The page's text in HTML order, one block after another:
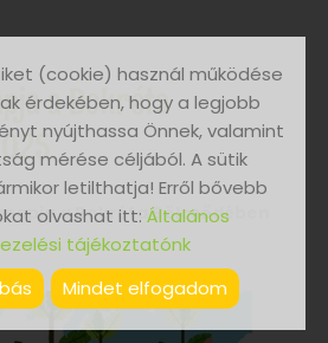
a Bokréta
a Bokréta Bölcsődében
Mindet elfogadom
(cookie) használ működése
érdekében, hogy a legjobb
nyújthassa Önnek, valamint
mérése céljából. A sütik
letilthatja! Erről bővebb
olvashat itt: Általános
tájékoztatónk